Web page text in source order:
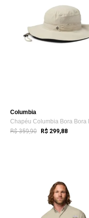
Columbia
R$ 359,90 R$ 299,88